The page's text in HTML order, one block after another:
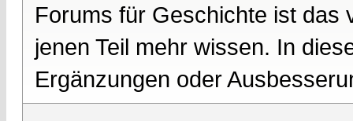
Forums für Geschichte ist das
jenen Teil mehr wissen. In
Ergänzungen oder